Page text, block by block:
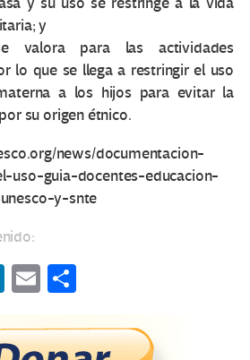
y
valora para las actividades
lo que se llega a restringir el uso
a los hijos para evitar la
su origen étnico.
news/documentacion-
uso-guia-docentes-educacion-
y-snte
Li
ke
E
ail m